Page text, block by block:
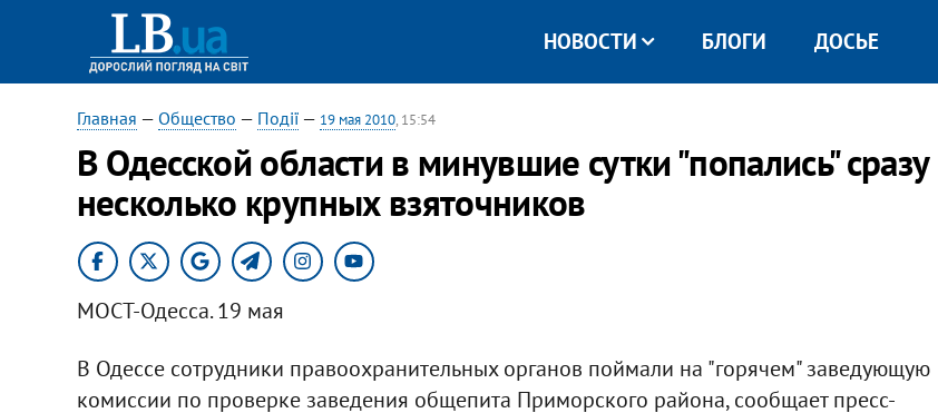
НОВОСТИ БЛОГИ ДОСЬЕ
Главная — Общество — Події— 19 мая 2010, 15:54
В Одесской области в минувшие сутки "попались" сразу
несколько крупных взяточников
МОСТ-Одесса. 19 мая
В Одессе сотрудники правоохранительных органов поймали на "горячем" заведующую
комиссии по проверке заведения общепита Приморского района, сообщает пресс-